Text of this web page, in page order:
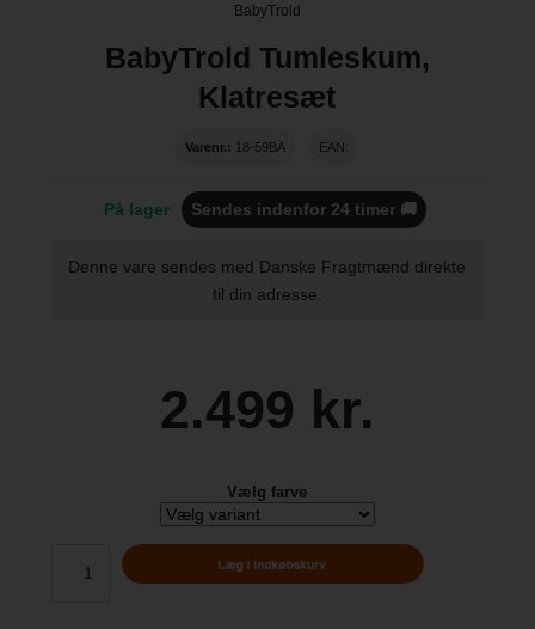
BabyTrold
BabyTrold Tumleskum,
Klatresæt
Varenr.: 18-59BA EAN:
På lager Sendes indenfor 24 timer 🚚
Denne vare sendes med Danske Fragtmænd direkte
til din adresse.
2.499 kr.
Vælg farve